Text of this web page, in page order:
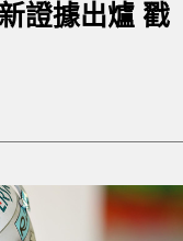
證據出爐 戳